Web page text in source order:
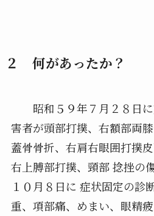
２ 何があったか？
昭和５９年７月２８日に
害者が頭部打撲、右額部両
蓋骨骨折、右肩右眼囲打撲皮
右上膊部打撲、頸部 捻挫の
１０月８日に 症状固定の診
重、項部痛、めまい、眼精疲